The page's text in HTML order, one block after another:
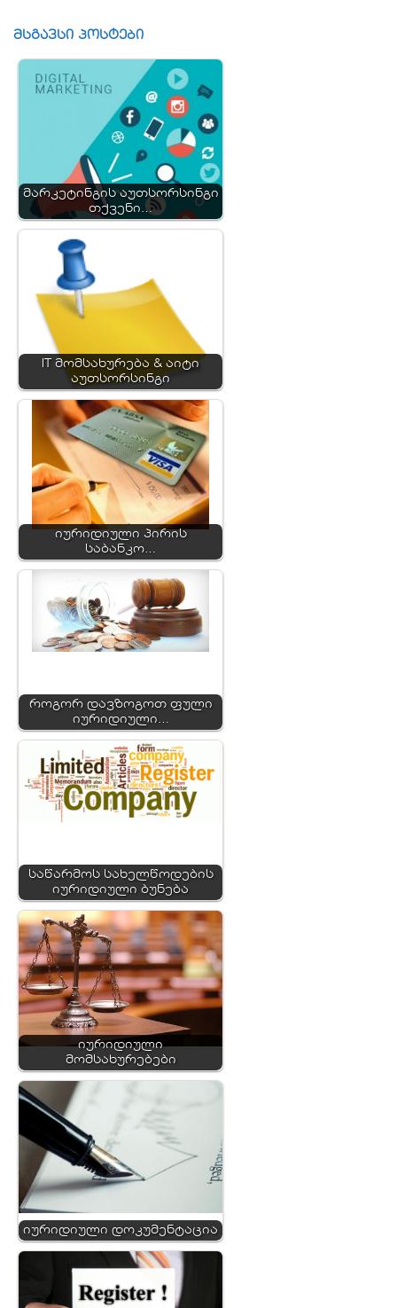
მსგავსი პოსტები
მარკეტინგის აუთსორსინგი
თქვენი…
IT მომსახურება & აიტი
აუთსორსინგი
იურიდიული პირის
საბანკო…
როგორ დავზოგოთ ფული
იურიდიული…
საწარმოს სახელწოდების
იურიდიული ბუნება
იურიდიული
მომსახურებები
იურიდიული დოკუმენტაცია